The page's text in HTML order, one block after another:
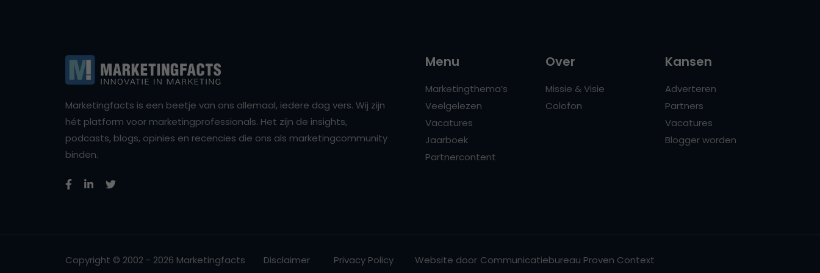
Marketingfacts is een beetje van ons allemaal, iedere dag vers. Wij zijn
hét platform voor marketingprofessionals. Het zijn de insights,
podcasts, blogs, opinies en recencies die ons als marketingcommunity
binden.
Menu
Marketingthema’s
Veelgelezen
Vacatures
Jaarboek
Partnercontent
Over
Missie & Visie
Colofon
Kansen
Adverteren
Partners
Vacatures
Blogger worden
Copyright © 2002 - 2026 Marketingfacts Disclaimer Privacy Policy Website door Communicatiebureau Proven Context